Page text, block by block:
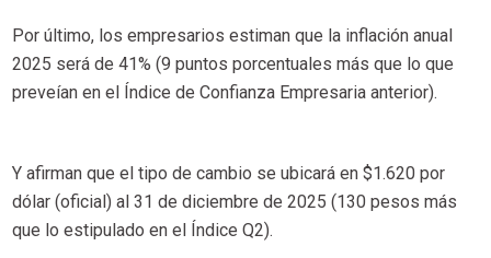
Por último, los empresarios estiman que la inflación anual
2025 será de 41% (9 puntos porcentuales más que lo que
preveían en el Índice de Confianza Empresaria anterior).
Y afirman que el tipo de cambio se ubicará en $1.620 por
dólar (oficial) al 31 de diciembre de 2025 (130 pesos más
que lo estipulado en el Índice Q2).